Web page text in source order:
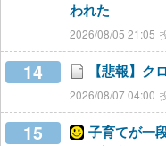
われた
2026/08/05 21:05
14 【悲報】ク
2026/08/07 04:00
15
子育てが一